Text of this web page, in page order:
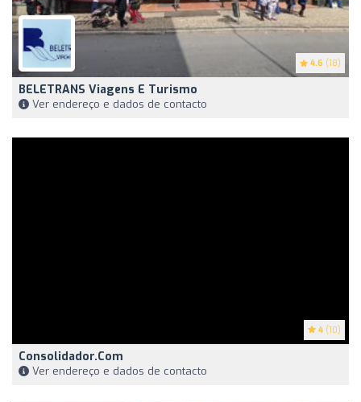
4.6 (18)
BELETRANS Viagens E Turismo
Ver endereço e dados de contacto
4 (10)
Consolidador.com
Ver endereço e dados de contacto